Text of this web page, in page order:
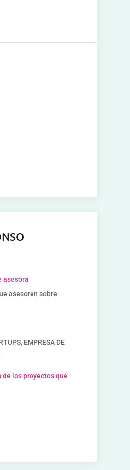
asesora
asesoren sobre
EMPRESA DE
de los proyectos que